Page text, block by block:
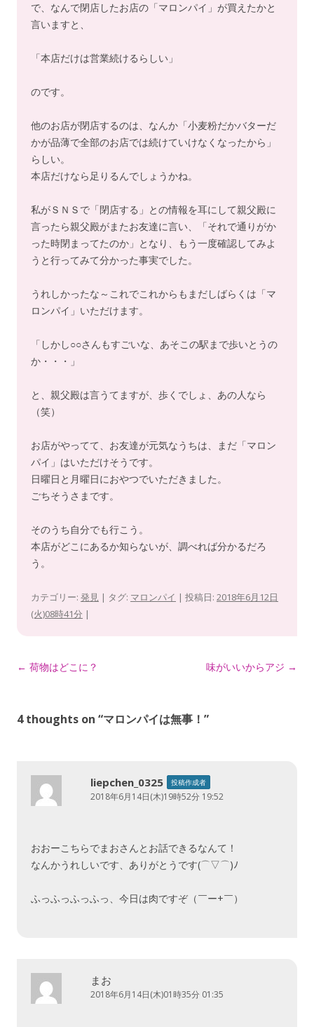
で、なんで閉店したお店の「マロンパイ」が買えたかと
言いますと、
「本店だけは営業続けるらしい」
のです。
他のお店が閉店するのは、なんか「小麦粉だかバターだ
かが品薄で全部のお店では続けていけなくなったから」
らしい。
本店だけなら足りるんでしょうかね。
私がＳＮＳで「閉店する」との情報を耳にして親父殿に
言ったら親父殿がまたお友達に言い、「それで通りがか
った時閉まってたのか」となり、もう一度確認してみよ
うと行ってみて分かった事実でした。
うれしかったな～これでこれからもまだしばらくは「マ
ロンパイ」いただけます。
「しかし○○さんもすごいな、あそこの駅まで歩いとうの
か・・・」
と、親父殿は言うてますが、歩くでしょ、あの人なら
（笑）
お店がやってて、お友達が元気なうちは、まだ「マロン
パイ」はいただけそうです。
日曜日と月曜日におやつでいただきました。
ごちそうさまです。
そのうち自分でも行こう。
本店がどこにあるか知らないが、調べれば分かるだろ
う。
カテゴリー: 発見 | タグ: マロンパイ | 投稿日: 2018年6月12日
(火)08時41分 |
投
ビ
← 荷物はどこに？ 味がいいからアジ →
4 thoughts on “マロンパイは無事！ ”
liepchen_0325 投稿作成者
2018年6月14日(木)19時52分 19:52
おおーこちらでまおさんとお話できるなんて！
なんかうれしいです、ありがとうです(⌒▽⌒)ﾉ
ふっふっふっふっ、今日は肉ですぞ（￣ー+￣）
まお
2018年6月14日(木)01時35分 01:35